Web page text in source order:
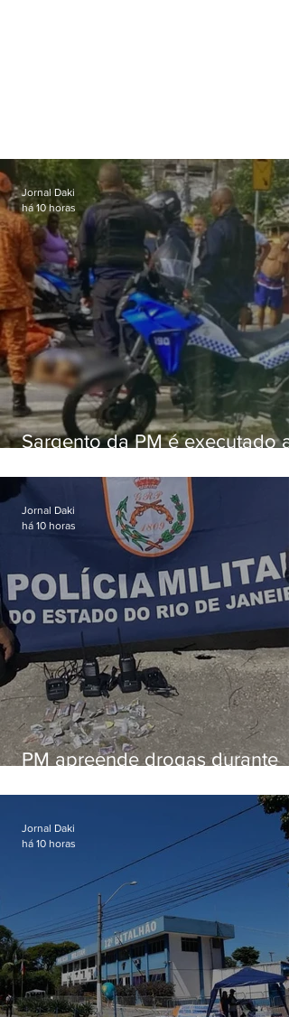
Sargento da PM é executado a
em Vaz Lobo
Jornal Daki
há 10 horas
PM apreende drogas durante
Jornal Daki
há 10 horas
Jornal Daki
há 10 horas